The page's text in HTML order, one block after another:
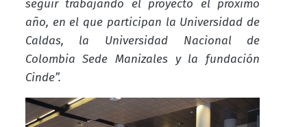
seguir trabajando el proyecto el próximo
año, en el que participan la Universidad de
Caldas, la Universidad Nacional de
Colombia Sede Manizales y la fundación
Cinde”.